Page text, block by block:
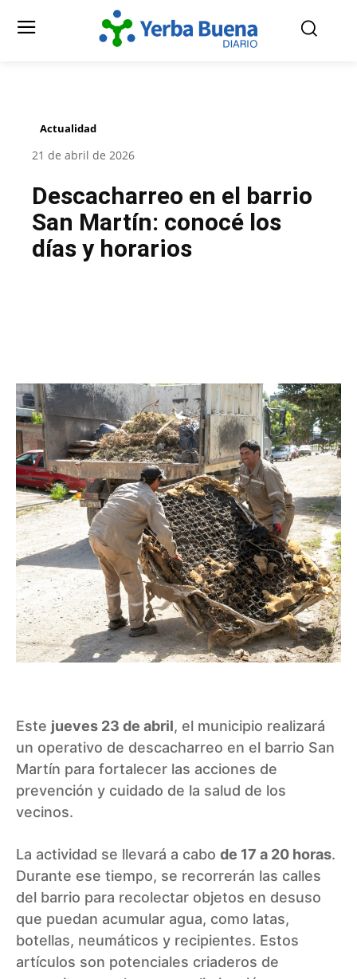
Actualidad
21 de abril de 2026
Descacharreo en el barrio
San Martín: conocé los
días y horarios
Este jueves 23 de abril, el municipio realizará
un operativo de descacharreo en el barrio San
Martín para fortalecer las acciones de
prevención y cuidado de la salud de los
vecinos.
La actividad se llevará a cabo de 17 a 20 horas.
Durante ese tiempo, se recorrerán las calles
del barrio para recolectar objetos en desuso
que puedan acumular agua, como latas,
botellas, neumáticos y recipientes. Estos
artículos son potenciales criaderos de